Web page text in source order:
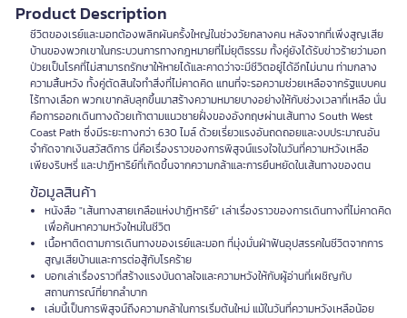
Product Description
ชีวิตของเรย์และมอทต้องพลิกผันครั้งใหญ่ในช่วงวัยกลางคน หลังจากที่เพิ่งสูญเสีย
บ้านของพวกเขาในกระบวนการทางกฎหมายที่ไม่ยุติธรรม ทั้งคู่ยังได้รับข่าวร้ายว่ามอท
ป่วยเป็นโรคที่ไม่สามารถรักษาให้หายได้และคาดว่าจะมีชีวิตอยู่ได้อีกไม่นาน ท่ามกลาง
ความสิ้นหวัง ทั้งคู่ตัดสินใจทำสิ่งที่ไม่คาดคิด แทนที่จะรอความช่วยเหลือจากรัฐแบบคน
ไร้ทางเลือก พวกเขากลับลุกขึ้นมาสร้างความหมายบางอย่างให้กับช่วงเวลาที่เหลือ นั่น
คือการออกเดินทางด้วยเท้าตามแนวชายฝั่งของอังกฤษผ่านเส้นทาง South West
Coast Path ซึ่งมีระยะทางกว่า 630 ไมล์ ด้วยเรี่ยวแรงอันถดถอยและงบประมาณอัน
จำกัดจากเงินสวัสดิการ นี่คือเรื่องราวของการพิสูจน์แรงใจในวันที่ความหวังเหลือ
เพียงริบหรี่ และปาฏิหาริย์ที่เกิดขึ้นจากความกล้าและการยืนหยัดในเส้นทางของตน
ข้อมูลสินค้า
หนังสือ "เส้นทางสายเกลือแห่งปาฏิหาริย์" เล่าเรื่องราวของการเดินทางที่ไม่คาดคิด
เพื่อค้นหาความหวังใหม่ในชีวิต
เนื้อหาติดตามการเดินทางของเรย์และมอท ที่มุ่งมั่นฝ่าฟันอุปสรรคในชีวิตจากการ
สูญเสียบ้านและการต่อสู้กับโรคร้าย
บอกเล่าเรื่องราวที่สร้างแรงบันดาลใจและความหวังให้กับผู้อ่านที่เผชิญกับ
สถานการณ์ที่ยากลำบาก
เล่มนี้เป็นการพิสูจน์ถึงความกล้าในการเริ่มต้นใหม่ แม้ในวันที่ความหวังเหลือน้อย